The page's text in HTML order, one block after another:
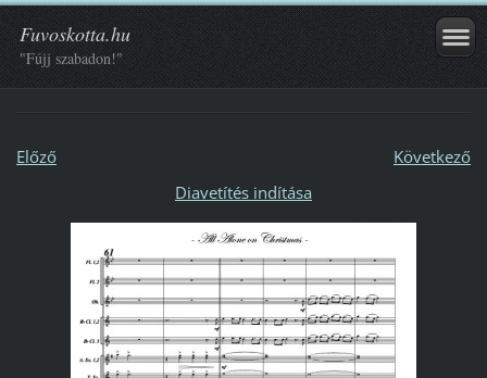
Fuvoskotta.hu
"Fújj szabadon!"
Előző
Következő
Diavetítés indítása